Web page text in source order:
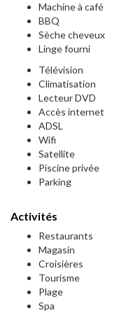
Machine à café
BBQ
Sèche cheveux
Linge fourni
Télévision
Climatisation
Lecteur DVD
Accès internet
ADSL
Wifi
Satellite
Piscine privée
Parking
Activités
Restaurants
Magasin
Croisières
Tourisme
Plage
Spa